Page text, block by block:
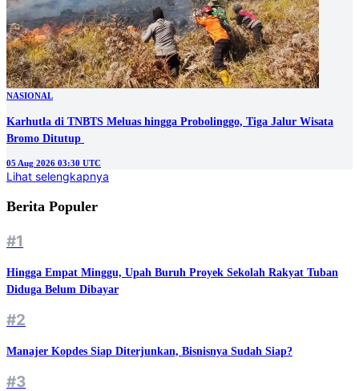
NASIONAL
Karhutla di TNBTS Meluas hingga Probolinggo, Tiga Jalur Wisata
05 Aug 2026 03:30 UTC
Lihat selengkapnya
Berita Populer
#1
Hingga Empat Minggu, Upah Buruh Proyek Sekolah Rakyat Tuban
Diduga Belum Dibayar
#2
Manajer Kopdes Siap Diterjunkan, Bisnisnya Sudah Siap?
#3